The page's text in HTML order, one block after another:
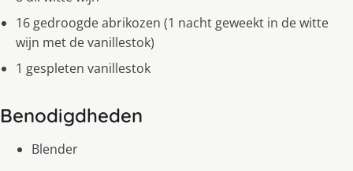
16 gedroogde abrikozen (1 nacht geweekt in de witte
wijn met de vanillestok)
1 gespleten vanillestok
Benodigdheden
Blender